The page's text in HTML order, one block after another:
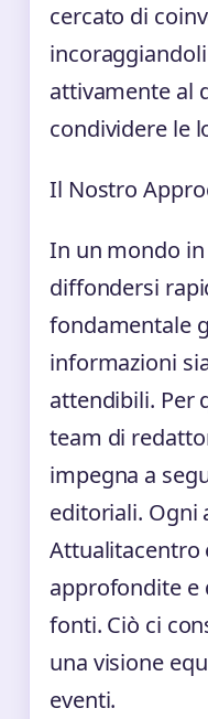
cercato di
attivamente al
condividere le
Il Nostro
In un mondo
diffondersi
fondamentale
informazioni
attendibili. Per
team di
impegna a
editoriali. Ogni
Attualitacentro
approfondite e
fonti. Ciò ci
una visione
eventi.